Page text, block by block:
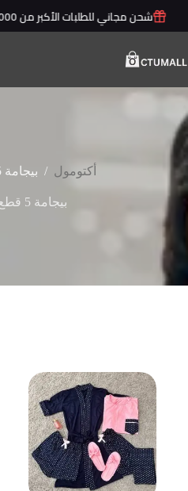
التجاوزشحن مجاني للطلبات الأكبر من 2000ج
أكتومول / بيجامة 5 قطع
بيجامة 5 قطع